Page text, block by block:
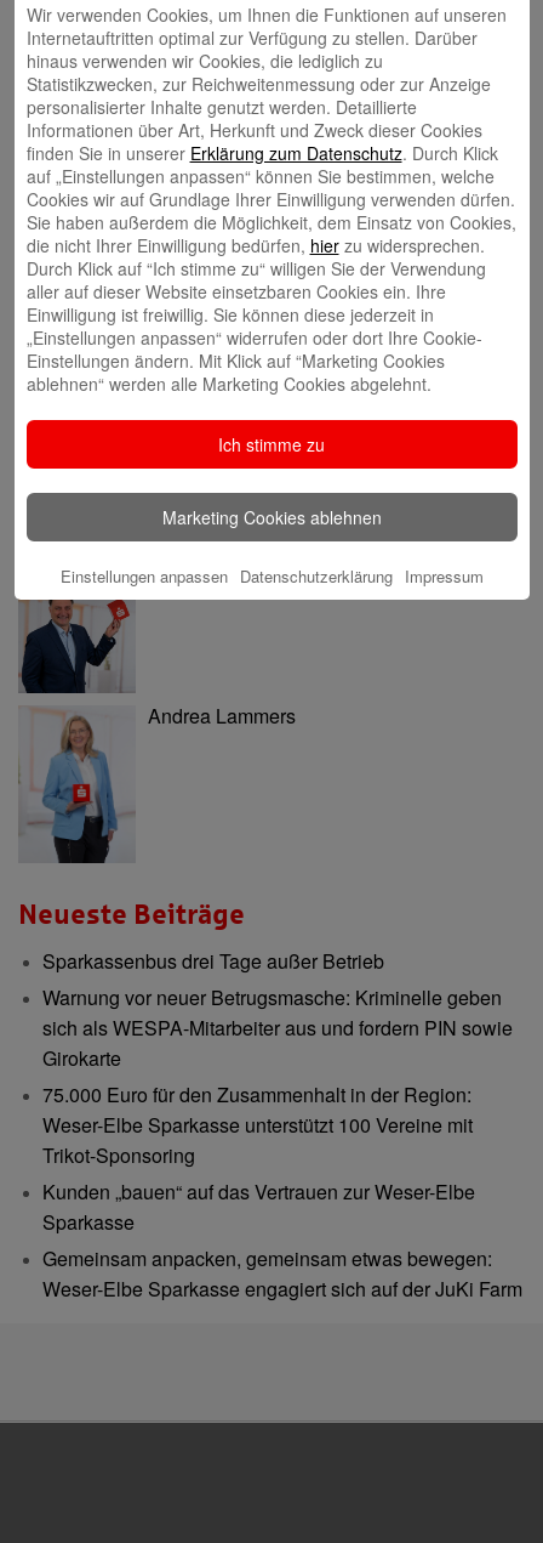
Tina Blatz-Ruhnau
Annette Butzke
Ninia Käckenmester
Nils Katarius
Andrea Lammers
Neueste Beiträge
Sparkassenbus drei Tage außer Betrieb
Warnung vor neuer Betrugsmasche: Kriminelle geben
sich als WESPA-Mitarbeiter aus und fordern PIN sowie
Girokarte
75.000 Euro für den Zusammenhalt in der Region:
Weser-Elbe Sparkasse unterstützt 100 Vereine mit
Trikot-Sponsoring
Kunden „bauen“ auf das Vertrauen zur Weser-Elbe
Sparkasse
Gemeinsam anpacken, gemeinsam etwas bewegen:
Weser-Elbe Sparkasse engagiert sich auf der JuKi Farm
Wir verwenden Cookies, um Ihnen die Funktionen auf unseren
Internetauftritten optimal zur Verfügung zu stellen. Darüber
hinaus verwenden wir Cookies, die lediglich zu
Statistikzwecken, zur Reichweitenmessung oder zur Anzeige
personalisierter Inhalte genutzt werden. Detaillierte
Informationen über Art, Herkunft und Zweck dieser Cookies
finden Sie in unserer Erklärung zum Datenschutz. Durch Klick
auf „Einstellungen anpassen“ können Sie bestimmen, welche
Cookies wir auf Grundlage Ihrer Einwilligung verwenden dürfen.
Sie haben außerdem die Möglichkeit, dem Einsatz von Cookies,
die nicht Ihrer Einwilligung bedürfen, hierzu widersprechen.
Durch Klick auf “Ich stimme zu“ willigen Sie der Verwendung
aller auf dieser Website einsetzbaren Cookies ein. Ihre
Einwilligung ist freiwillig. Sie können diese jederzeit in
„Einstellungen anpassen“ widerrufen oder dort Ihre Cookie-
Einstellungen ändern. Mit Klick auf “Marketing Cookies
ablehnen“ werden alle Marketing Cookies abgelehnt.
Ich stimme zu
Marketing Cookies ablehnen
Einstellungen anpassen Datenschutzerklärung Impressum